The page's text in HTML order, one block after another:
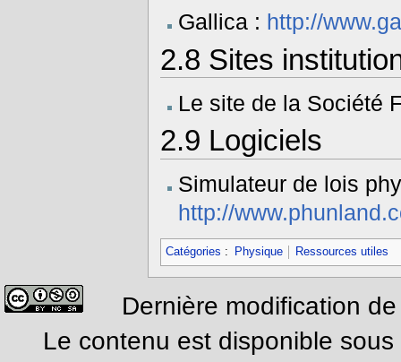
Gallica : http://
2.8 Sites
Le site de la Société
2.9 Logiciels
Simulateur de lois
http://
Catégories : Physique Ressources utiles
Dernière modification
Le contenu est disponible